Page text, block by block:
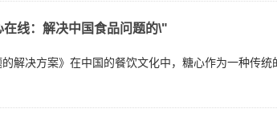
线：解决中国食品问题的\"
解决方案》在中国的餐饮文化中，糖心作为一种传